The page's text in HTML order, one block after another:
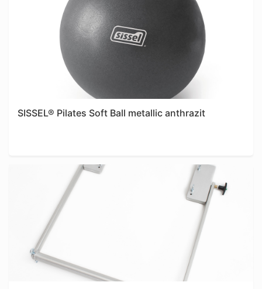
SISSEL® Pilates Soft Ball metallic anthrazit